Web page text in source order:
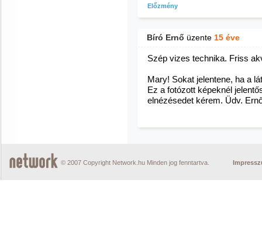
Előzmény
Bíró Ernő üzente 15 éve
Szép vizes technika. Friss
Mary! Sokat jelentene, ha a
Ez a fotózott képeknél
elnézésedet kérem. Üdv.
© 2007 Copyright Network.hu Minden jog fenntartva.